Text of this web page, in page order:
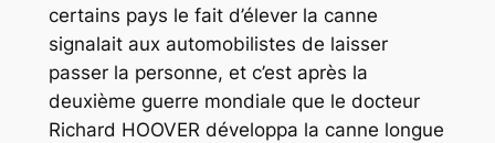
certains pays le fait d’élever la canne
signalait aux automobilistes de laisser
passer la personne, et c’est après la
deuxième guerre mondiale que le docteur
Richard HOOVER développa la canne longue